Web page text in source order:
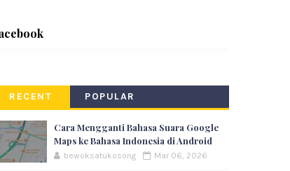
RECENT POPULAR
Cara Mengganti Bahasa Suara Google
Maps ke Bahasa Indonesia di Android
bewoksatukosong Mar 06, 2026